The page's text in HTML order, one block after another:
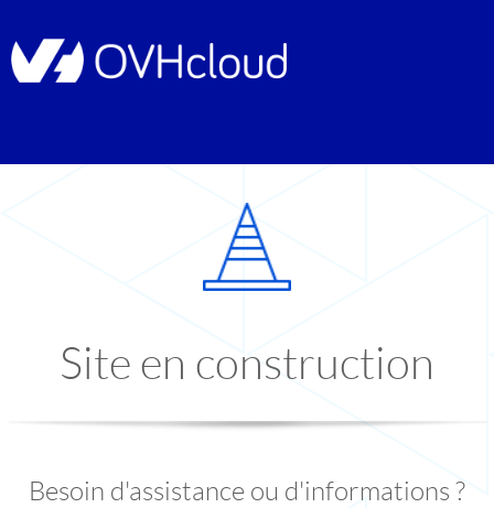
Site en construction
Besoin d'assistance ou d'informations ?